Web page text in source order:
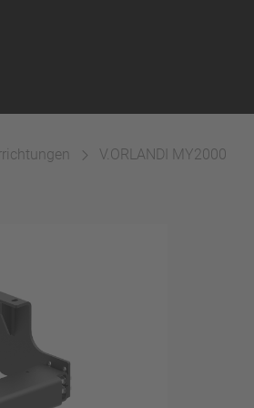
V.ORLANDI MY2000